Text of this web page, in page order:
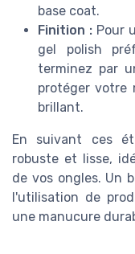
base coat.
Finition : Pour
gel polish
terminez par
protéger votre
brillant.
En suivant ces
robuste et lisse,
de vos ongles. Un
l'utilisation de
une manucure